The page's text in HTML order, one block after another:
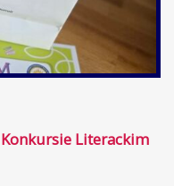
Literackim